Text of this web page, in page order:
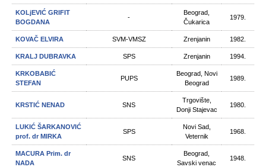
KOLjEVIĆ GRIFIT
BOGDANA
-
Beograd,
Čukarica
1979.
KOVAČ ELVIRA SVM-VMSZ Zrenjanin 1982.
KRALJ DUBRAVKA SPS Zrenjanin 1994.
KRKOBABIĆ
STEFAN
PUPS
Beograd, Novi
Beograd
1989.
KRSTIĆ NENAD SNS
Trgovište,
Donji Stajevac
1980.
LUKIĆ ŠARKANOVIĆ
prof. dr MIRKA
SPS
Novi Sad,
Veternik
1968.
MACURA Prim. dr
NADA
SNS
Beograd,
Savski venac
1948.